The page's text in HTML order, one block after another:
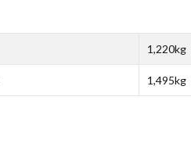
1,220kg
1,495kg